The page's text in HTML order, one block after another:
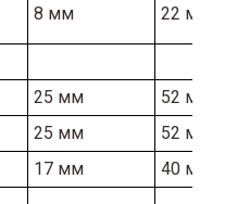
8 мм 22 мм
25 мм
52 мм
25 мм
52 мм
17 мм 40 мм